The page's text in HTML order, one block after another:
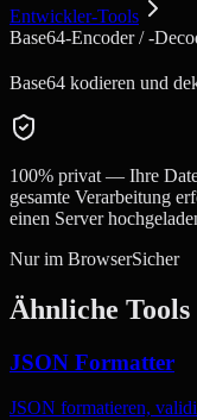
Entwickler-Tools
Base64-Encoder / -
Base64 kodieren und
100% privat — Ihre
gesamte Verarbeitung
einen Server
Nur im BrowserSicher
Ähnliche Tools
JSON Formatter
JSON formatieren,